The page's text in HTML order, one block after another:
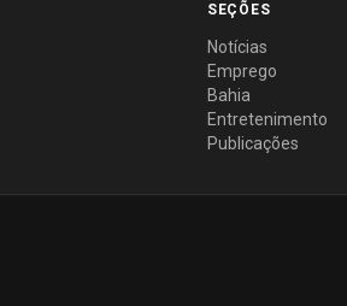
SEÇÕES
Notícias
Emprego
Bahia
Entretenimento
Publicações